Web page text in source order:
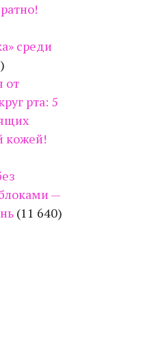
среди
от
рта: 5
кожей!
—
(11 640)